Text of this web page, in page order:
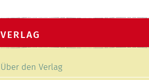
VERLAG
überspringen
Über den Verlag